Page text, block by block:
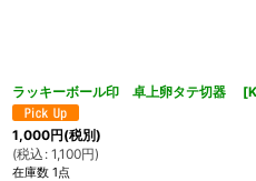
ラッキーボール印 卓上卵タテ切器 [
1,000円(税別)
(税込 : 1,100円)
在庫数 1点